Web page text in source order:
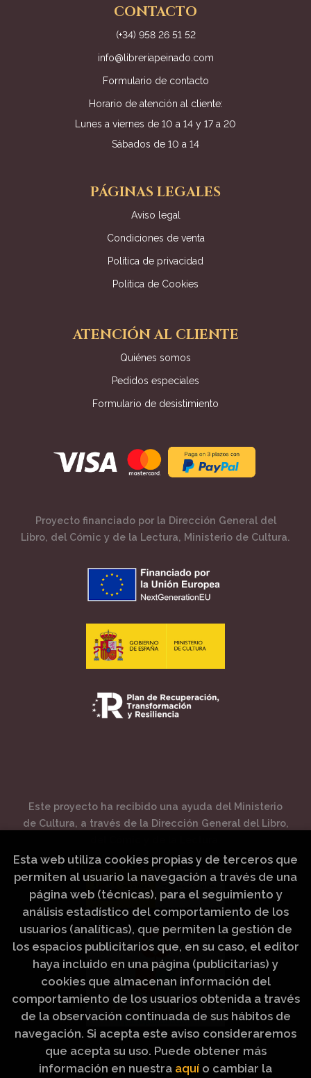
CONTACTO
(+34) 958 26 51 52
info@libreriapeinado.com
Formulario de contacto
Horario de atención al cliente:
Lunes a viernes de 10 a 14 y 17 a 20
Sábados de 10 a 14
PÁGINAS LEGALES
Aviso legal
Condiciones de venta
Política de privacidad
Política de Cookies
ATENCIÓN AL CLIENTE
Quiénes somos
Pedidos especiales
Formulario de desistimiento
Proyecto financiado por la Dirección General del
Libro, del Cómic y de la Lectura, Ministerio de Cultura.
Este proyecto ha recibido una ayuda del Ministerio
de Cultura, a través de la Dirección General del Libro,
Esta web utiliza cookies propias y de terceros que
permiten al usuario la navegación a través de una
página web (técnicas), para el seguimiento y
análisis estadístico del comportamiento de los
usuarios (analíticas), que permiten la gestión de
los espacios publicitarios que, en su caso, el editor
haya incluido en una página (publicitarias) y
cookies que almacenan información del
comportamiento de los usuarios obtenida a través
de la observación continuada de sus hábitos de
navegación. Si acepta este aviso consideraremos
que acepta su uso. Puede obtener más
información en nuestra aquí o cambiar la